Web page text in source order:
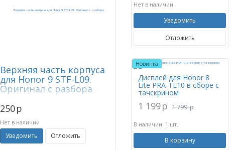
Верхняя часть корпуса
для Honor 9 STF-L09.
Оригинал с разбора
250p
Нет в наличии
Уведомить Отложить
Нет в наличии
Уведомить
Отложить
Новинка
Дисплей для Honor 8
Lite PRA-TL10 в сборе с
тачскрином
1 199p 1 799 p
В наличии: 1 шт.
В корзину